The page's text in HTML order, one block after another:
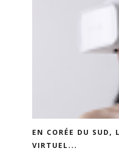
EN CORÉE DU SUD,
VIRTUEL...